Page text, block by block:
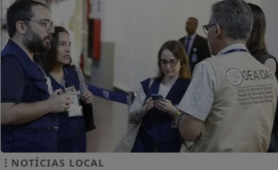
NOTÍCIAS LOCAL